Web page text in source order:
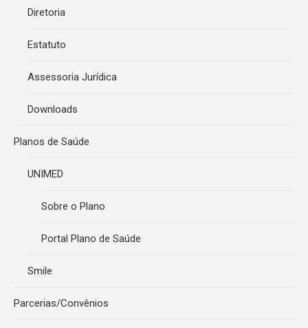
Diretoria
Estatuto
Assessoria Jurídica
Downloads
Planos de Saúde
UNIMED
Sobre o Plano
Portal Plano de Saúde
Smile
Parcerias/Convênios